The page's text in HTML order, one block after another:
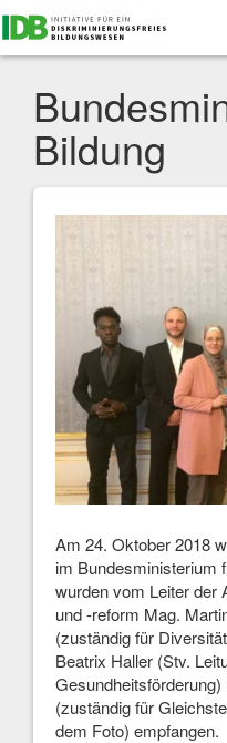
Bildung
Am 24. Oktober 2018
im Bundesministerium
wurden vom Leiter der
und -reform Mag.
(zuständig für
Beatrix Haller (Stv.
(zuständig für
dem Foto) empfangen.